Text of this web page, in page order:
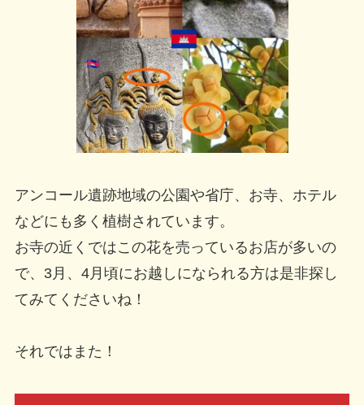
アンコール遺跡地域の公園や省庁、お寺、ホテル
などにも多く植樹されています。
お寺の近くではこの花を売っているお店が多いの
で、3月、4月頃にお越しになられる方は是非探し
てみてくださいね！
それではまた！